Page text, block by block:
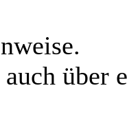
über